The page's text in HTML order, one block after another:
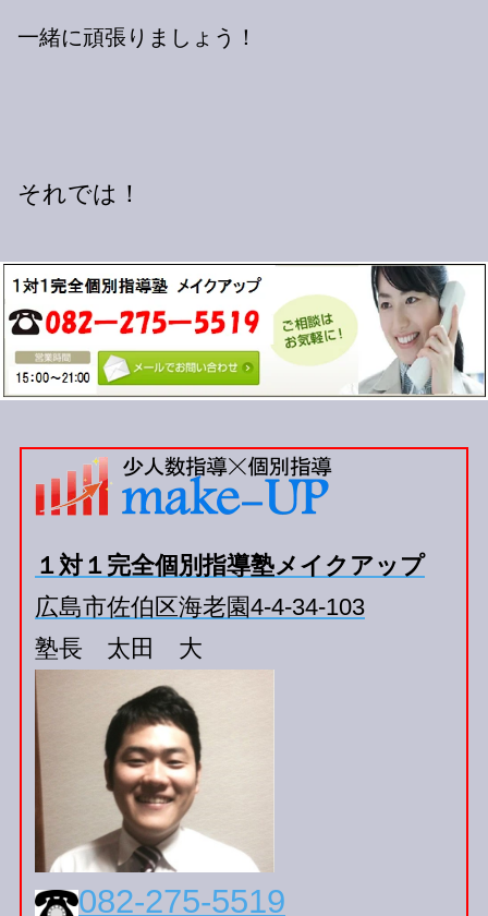
一緒に頑張りましょう！
それでは！
１対１完全個別指導塾メイクアップ
広島市佐伯区海老園4-4-34-103
塾長 太田 大
082-275-5519